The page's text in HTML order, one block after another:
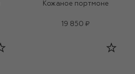
Кожаное портмоне
19 850 ₽